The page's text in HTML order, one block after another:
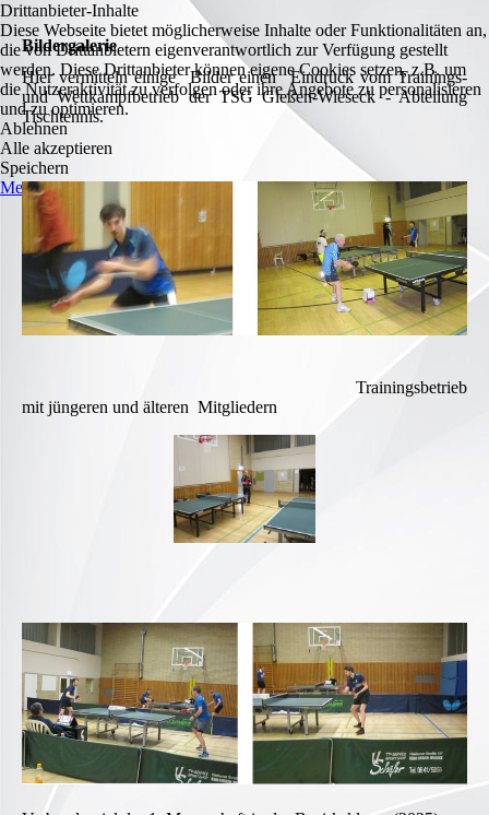
Bildergalerie
Hier vermitteln einige Bilder einen Eindruck vom Trainings-
und Wettkampfbetrieb der TSG Gießen-Wieseck - Abteilung
Tischtennis.
Trainingsbetrieb
mit jüngeren und älteren Mitgliedern
Drittanbieter-Inhalte
Diese Webseite bietet möglicherweise Inhalte oder Funktionalitäten an,
die von Drittanbietern eigenverantwortlich zur Verfügung gestellt
werden. Diese Drittanbieter können eigene Cookies setzen, z.B. um
die Nutzeraktivität zu verfolgen oder ihre Angebote zu personalisieren
und zu optimieren.
Ablehnen
Alle akzeptieren
Speichern
Mehr Informationen